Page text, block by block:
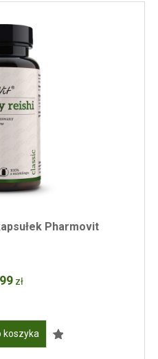
Pharmovit
zł
koszyka